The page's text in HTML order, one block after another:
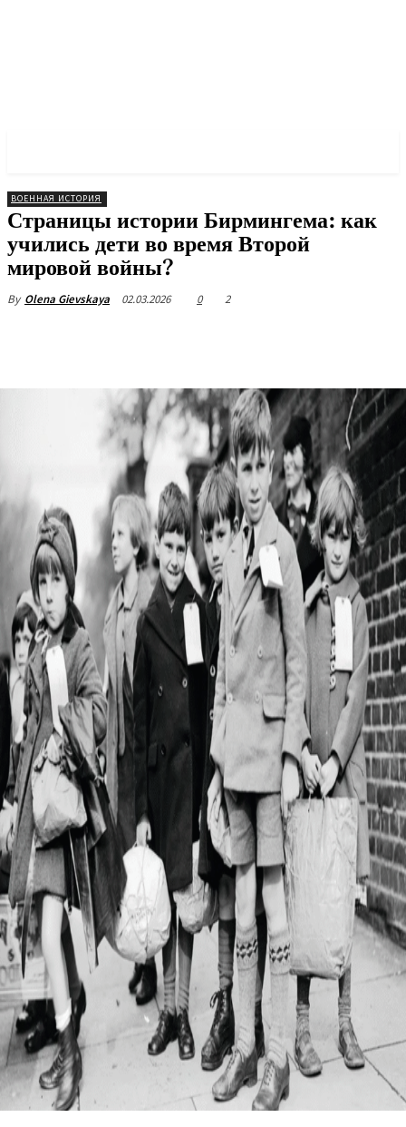
ВОЕННАЯ ИСТОРИЯ
Страницы истории Бирмингема: как
учились дети во время Второй
мировой войны?
By Olena Gievskaya 02.03.2026 0 2